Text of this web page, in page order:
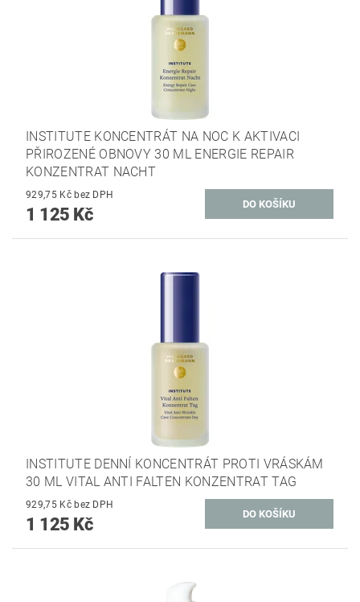
INSTITUTE KONCENTRÁT NA NOC K AKTIVACI
PŘIROZENÉ OBNOVY 30 ML ENERGIE REPAIR
KONZENTRAT NACHT
929,75 Kč bez DPH
1 125 Kč
INSTITUTE DENNÍ KONCENTRÁT PROTI VRÁSKÁM
30 ML VITAL ANTI FALTEN KONZENTRAT TAG
929,75 Kč bez DPH
1 125 Kč